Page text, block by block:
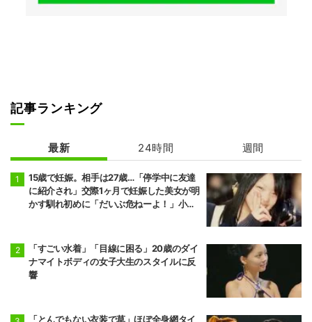
記事ランキング
最新 24時間 週間
15歳で妊娠。相手は27歳…「停学中に友達
に紹介され」交際1ヶ月で妊娠した美女が明
かす馴れ初めに「だいぶ危ねーよ！」小森
「すごい水着」「目線に困る」20歳のダイ
ナマイトボディの女子大生のスタイルに反
響
「とんでもない衣装で草」ほぼ全身網タイ